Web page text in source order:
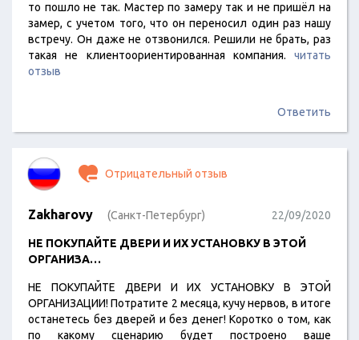
то пошло не так. Мастер по замеру так и не пришёл на
замер, с учетом того, что он переносил один раз нашу
встречу. Он даже не отзвонился. Решили не брать, раз
такая не клиентоориентированная компания. читать
отзыв
Ответить
Отрицательный отзыв
Zakharovy (Санкт-Петербург) 22/09/2020
НЕ ПОКУПАЙТЕ ДВЕРИ И ИХ УСТАНОВКУ В ЭТОЙ
ОРГАНИЗА…
НЕ ПОКУПАЙТЕ ДВЕРИ И ИХ УСТАНОВКУ В ЭТОЙ
ОРГАНИЗАЦИИ! Потратите 2 месяца, кучу нервов, в итоге
останетесь без дверей и без денег! Коротко о том, как
по какому сценарию будет построено ваше